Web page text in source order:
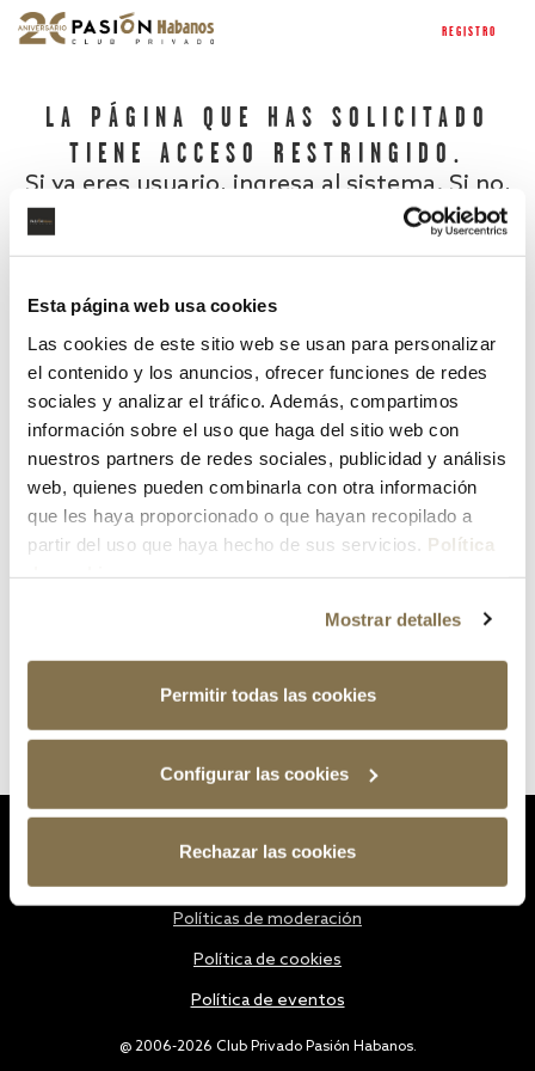
Esta página web usa cookies
Las cookies de este sitio web se usan para personalizar
el contenido y los anuncios, ofrecer funciones de redes
sociales y analizar el tráfico. Además, compartimos
información sobre el uso que haga del sitio web con
nuestros partners de redes sociales, publicidad y análisis
web, quienes pueden combinarla con otra información
que les haya proporcionado o que hayan recopilado a
partir del uso que haya hecho de sus servicios. Política
Mostrar detalles
Permitir todas las cookies
Configurar las cookies
Rechazar las cookies
REGISTRO
LA PÁGINA QUE HAS SOLICITADO
TIENE ACCESO RESTRINGIDO.
Si ya eres usuario, ingresa al sistema. Si no,
¿Has olvidado tu contraseña?
@ 2006-2026 Club Privado Pasión Habanos.
Políticas de moderación
Política de cookies
Política de eventos